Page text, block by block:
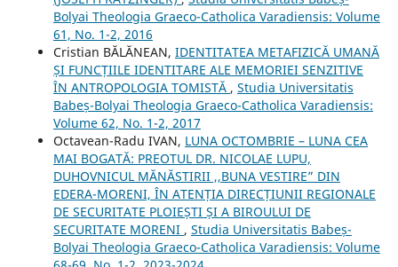
Bolyai Theologia Graeco-Catholica Varadiensis: Volume
61, No. 1-2, 2016
Cristian BĂLĂNEAN, IDENTITATEA METAFIZICĂ UMANĂ
ȘI FUNCȚIILE IDENTITARE ALE MEMORIEI SENZITIVE
ÎN ANTROPOLOGIA TOMISTĂ , Studia Universitatis
Babeș-Bolyai Theologia Graeco-Catholica Varadiensis:
Volume 62, No. 1-2, 2017
Octavean-Radu IVAN, LUNA OCTOMBRIE – LUNA CEA
MAI BOGATĂ: PREOTUL DR. NICOLAE LUPU,
DUHOVNICUL MĂNĂSTIRII ,,BUNA VESTIRE” DIN
EDERA-MORENI, ÎN ATENȚIA DIRECȚIUNII REGIONALE
DE SECURITATE PLOIEȘTI ȘI A BIROULUI DE
SECURITATE MORENI , Studia Universitatis Babeș-
Bolyai Theologia Graeco-Catholica Varadiensis: Volume